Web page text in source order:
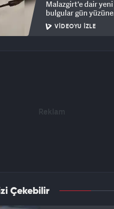
Malazgirt'e dair yeni
bulgular gün yüzüne
çıktı
VIDEOYU İZLE
Çekebilir